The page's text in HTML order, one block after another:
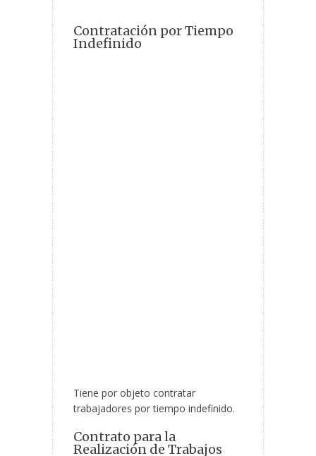
Contratación por Tiempo
Indefinido
Tiene por objeto contratar
trabajadores por tiempo indefinido.
Contrato para la
Realización de Trabajos